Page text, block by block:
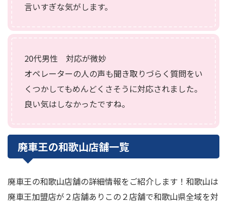
言いすぎな気がします。
20代男性 対応が微妙
オペレーターの人の声も聞き取りづらく質問をい
くつかしてもめんどくさそうに対応されました。
良い気はしなかったですね。
廃車王の和歌山店舗一覧
廃車王の和歌山店舗の詳細情報をご紹介します！和歌山は
廃車王加盟店が２店舗ありこの２店舗で和歌山県全域を対